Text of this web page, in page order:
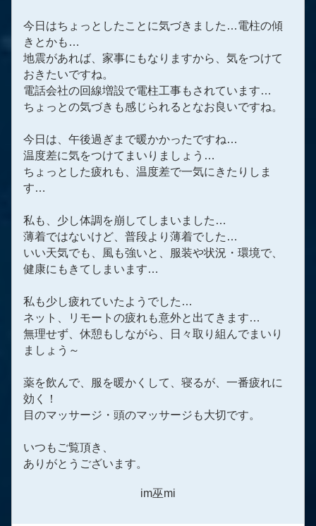
今日はちょっとしたことに気づきました…電柱の傾
きとかも…
地震があれば、家事にもなりますから、気をつけて
おきたいですね。
電話会社の回線増設で電柱工事もされています…
ちょっとの気づきも感じられるとなお良いですね。
今日は、午後過ぎまで暖かかったですね…
温度差に気をつけてまいりましょう…
ちょっとした疲れも、温度差で一気にきたりしま
す…
私も、少し体調を崩してしまいました…
薄着ではないけど、普段より薄着でした…
いい天気でも、風も強いと、服装や状況・環境で、
健康にもきてしまいます…
私も少し疲れていたようでした…
ネット、リモートの疲れも意外と出てきます…
無理せず、休憩もしながら、日々取り組んでまいり
ましょう～
薬を飲んで、服を暖かくして、寝るが、一番疲れに
効く！
目のマッサージ・頭のマッサージも大切です。
いつもご覧頂き、
ありがとうございます。
im巫mi